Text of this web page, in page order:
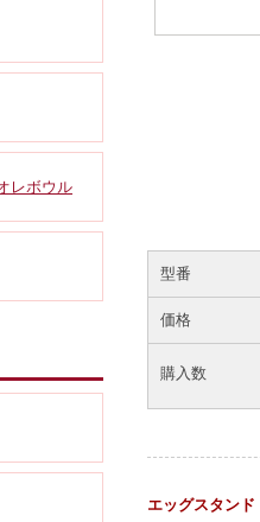
型番
価格
購入数
エッグスタンド
レボウル